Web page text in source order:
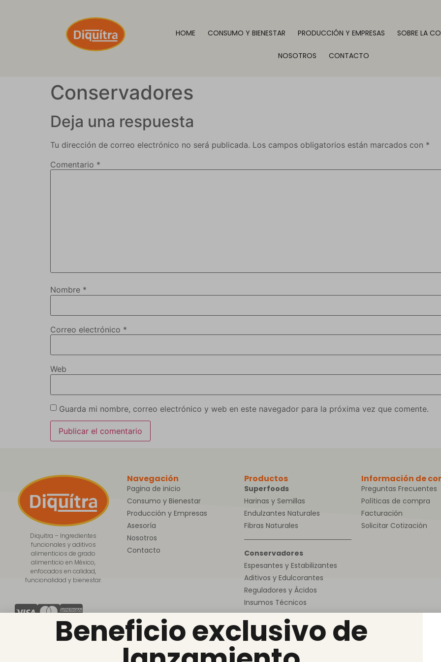
HOME CONSUMO Y BIENESTAR PRODUCCIÓN Y EMPRESAS SOBRE LA
NOSOTROS CONTACTO
Conservadores
Deja una respuesta
Tu dirección de correo electrónico no será publicada. Los campos obligatorios están marcados con *
Comentario *
Nombre *
Correo electrónico *
Web
Guarda mi nombre, correo electrónico y web en este navegador para la próxima vez que comente.
Diquitra – Ingredientes
funcionales y aditivos
alimenticios de grado
alimenticio en México,
enfocados en calidad,
funcionalidad y bienestar.
Navegación
Pagina de inicio
Consumo y Bienestar
Producción y Empresas
Asesoría
Nosotros
Contacto
Productos
Superfoods
Harinas y Semillas
Endulzantes Naturales
Fibras Naturales
Conservadores
Espesantes y Estabilizantes
Aditivos y Edulcorantes
Reguladores y Ácidos
Insumos Técnicos
Información de
Preguntas Frecuentes
Políticas de compra
Facturación
Solicitar Cotización
Beneficio exclusivo de